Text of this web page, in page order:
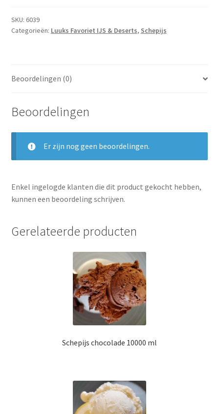
SKU: 6039
Categorieën: Luuks Favoriet IJS & Deserts, Schepijs
Beoordelingen (0)
Beoordelingen
Er zijn nog geen beoordelingen.
Enkel ingelogde klanten die dit product gekocht hebben,
kunnen een beoordeling schrijven.
Gerelateerde producten
Schepijs chocolade 10000 ml